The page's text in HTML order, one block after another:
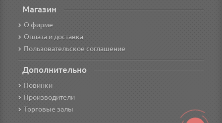
Магазин
О фирме
Оплата и доставка
Пользовательское соглашение
Дополнительно
Новинки
Производители
Торговые залы